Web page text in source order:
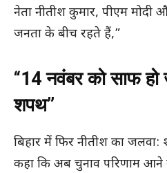
नेता नीतीश कुमार, पीएम मोदी
जनता के बीच रहते हैं,”
“14 नवंबर को साफ हो
शपथ”
बिहार में फिर नीतीश का
कहा कि अब चुनाव परिणाम